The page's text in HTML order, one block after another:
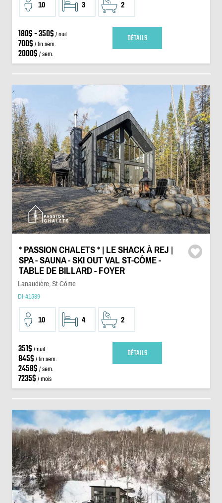
10 3 2
180$ - 350$ / nuit
700$ / fin sem.
2000$ / sem.
DÉTAILS
* PASSION CHALETS * | LE SHACK À REJ |
SPA - SAUNA - SKI OUT VAL ST-CÔME -
TABLE DE BILLARD - FOYER
Lanaudière, St-Côme
DI-41589
10 4 2
351$ / nuit
845$ / fin sem.
2458$ / sem.
7235$ / mois
DÉTAILS